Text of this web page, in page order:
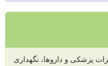
پزشکی و داروها، نگهداری